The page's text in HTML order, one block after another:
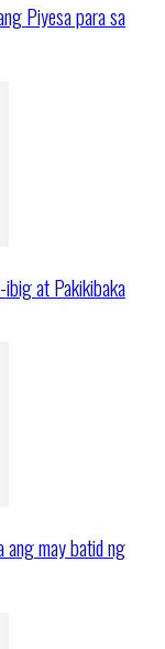
Piyesa para sa
at Pakikibaka
ang may batid ng